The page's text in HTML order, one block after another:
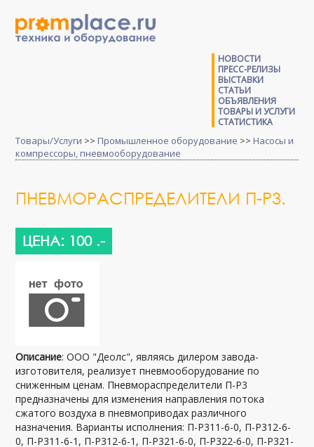
НОВОСТИ
ПРЕСС-РЕЛИЗЫ
ВЫСТАВКИ
СТАТЬИ
ОБЪЯВЛЕНИЯ
ТОВАРЫ И УСЛУГИ
СТАТИСТИКА
Товары/Услуги >> Промышленное оборудование >> Насосы и
компрессоры, пневмооборудование
ПНЕВМОРАСПРЕДЕЛИТЕЛИ П-Р3.
ЦЕНА: 100 .-
Описание: ООО "Деолс", являясь дилером завода-
изготовителя, реализует пневмооборудование по
сниженным ценам. Пневмораспределители П-Р3
предназначены для изменения направления потока
сжатого воздуха в пневмоприводах различного
назначения. Варианты исполнения: П-Р311-6-0, П-Р312-6-
0, П-Р311-6-1, П-Р312-6-1, П-Р321-6-0, П-Р322-6-0, П-Р321-